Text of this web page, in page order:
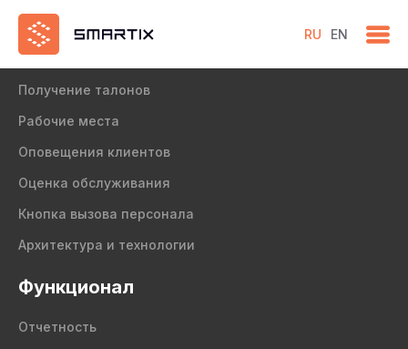
RU EN
Продукт
Получение талонов
Рабочие места
Оповещения клиентов
Оценка обслуживания
Кнопка вызова персонала
Архитектура и технологии
Функционал
Отчетность